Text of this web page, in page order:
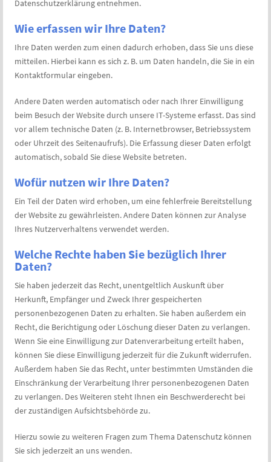
Datenschutzerklärung entnehmen.
Wie erfassen wir Ihre Daten?
Ihre Daten werden zum einen dadurch erhoben, dass Sie uns diese
mitteilen. Hierbei kann es sich z. B. um Daten handeln, die Sie in ein
Kontaktformular eingeben.
Andere Daten werden automatisch oder nach Ihrer Einwilligung
beim Besuch der Website durch unsere IT-Systeme erfasst. Das sind
vor allem technische Daten (z. B. Internetbrowser, Betriebssystem
oder Uhrzeit des Seitenaufrufs). Die Erfassung dieser Daten erfolgt
automatisch, sobald Sie diese Website betreten.
Wofür nutzen wir Ihre Daten?
Ein Teil der Daten wird erhoben, um eine fehlerfreie Bereitstellung
der Website zu gewährleisten. Andere Daten können zur Analyse
Ihres Nutzerverhaltens verwendet werden.
Welche Rechte haben Sie bezüglich Ihrer
Daten?
Sie haben jederzeit das Recht, unentgeltlich Auskunft über
Herkunft, Empfänger und Zweck Ihrer gespeicherten
personenbezogenen Daten zu erhalten. Sie haben außerdem ein
Recht, die Berichtigung oder Löschung dieser Daten zu verlangen.
Wenn Sie eine Einwilligung zur Datenverarbeitung erteilt haben,
können Sie diese Einwilligung jederzeit für die Zukunft widerrufen.
Außerdem haben Sie das Recht, unter bestimmten Umständen die
Einschränkung der Verarbeitung Ihrer personenbezogenen Daten
zu verlangen. Des Weiteren steht Ihnen ein Beschwerderecht bei
der zuständigen Aufsichtsbehörde zu.
Hierzu sowie zu weiteren Fragen zum Thema Datenschutz können
Sie sich jederzeit an uns wenden.